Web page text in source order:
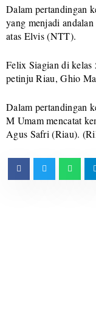
Dalam pertandingan
yang menjadi
atas Elvis (NTT).
Felix Siagian di kelas
petinju Riau, Ghio
Dalam pertandingan
M Umam mencatat
Agus Safri (Riau).